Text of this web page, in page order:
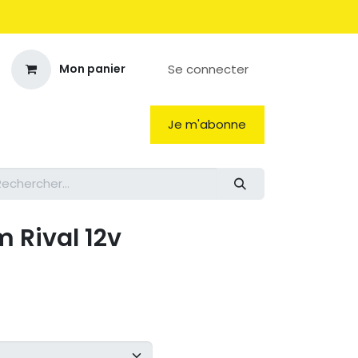
Mon panier Se connecter
Je m'abonne
Rival 12v